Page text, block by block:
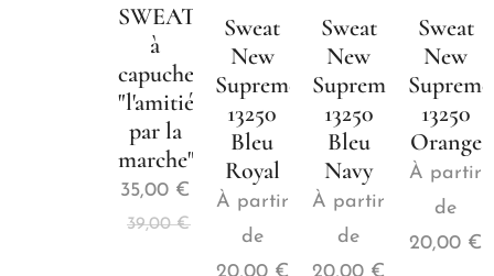
SWEAT
à
capuche
"l'amitié
par la
marche"
35,00 €
39,00€
Sweat
New
Supreme
13250
Bleu
Royal
À partir
de
Sweat
New
Supreme
13250
Bleu
Navy
À partir
de
Sweat
New
Supreme
13250
Orange
À partir
de
20,00 €